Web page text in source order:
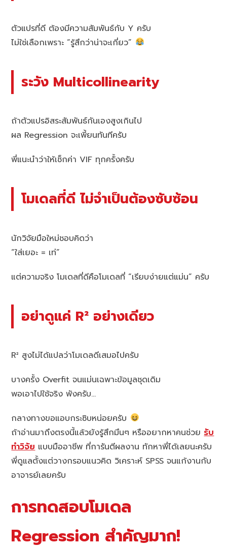
ตัวแปรที่ดี ต้องมีความสัมพันธ์กับ Y ครับ
ไม่ใช่เลือกเพราะ “รู้สึกว่าน่าจะเกี่ยว”
ระวัง Multicollinearity
ถ้าตัวแปรอิสระสัมพันธ์กันเองสูงเกินไป
ผล Regression จะเพี้ยนทันทีครับ
พี่แนะนำว่าให้เช็กค่า VIF ทุกครั้งครับ
โมเดลที่ดี ไม่จำเป็นต้องซับซ้อน
นักวิจัยมือใหม่ชอบคิดว่า
“ใส่เยอะ = เท่”
แต่ความจริง โมเดลที่ดีคือโมเดลที่ “เรียบง่ายแต่แม่น” ครับ
อย่าดูแค่ R² อย่างเดียว
R² สูงไม่ได้แปลว่าโมเดลดีเสมอไปครับ
บางครั้ง Overfit จนแม่นเฉพาะข้อมูลชุดเดิม
พอเอาไปใช้จริง พังครับ…
กลางทางขอแอบกระซิบหน่อยครับ
ถ้าอ่านมาถึงตรงนี้แล้วยังรู้สึกมึนๆ หรืออยากหาคนช่วยรับ
ทำวิจัยแบบมืออาชีพ ที่การันตีผลงาน ทักหาพี่ได้เลยนะครับ
พี่ดูแลตั้งแต่วางกรอบแนวคิด วิเคราะห์ SPSS จนแก้งานกับ
อาจารย์เลยครับ
การทดสอบโมเดล
Regression สำคัญมาก!